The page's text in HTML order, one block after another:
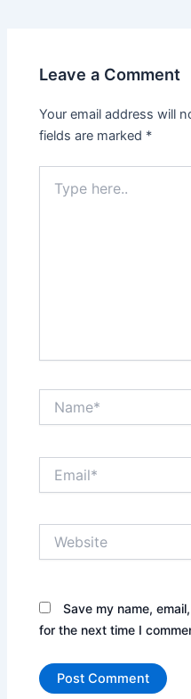
Leave a Comment
Your email address will
fields are marked *
here..
Save my name,
for the next time I